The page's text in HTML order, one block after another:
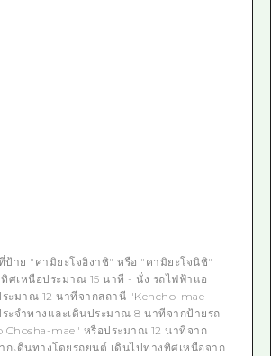
ป้าย "คามิยะโจฮิงาชิ" หรือ "คามิยะโจนิชิ"
ศเหนือประมาณ 15 นาที - นั่ง รถไฟฟ้าแอ
ะมาณ 12 นาทีจากสถานี "Kencho-mae
ะจำทางและเดินประมาณ 8 นาทีจากป้ายรถ
Chosha-mae" หรือประมาณ 12 นาทีจาก
กเดินทางโดยรถยนต์ เดินไปทางทิศเหนือจาก